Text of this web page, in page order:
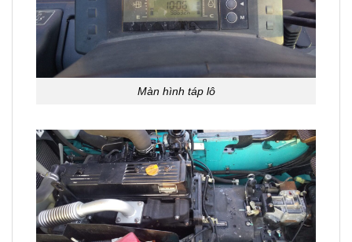
Màn hình táp lô